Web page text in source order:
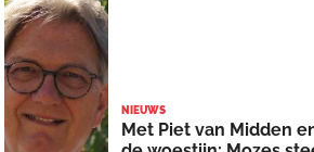
NIEUWS
Met Piet van Midden